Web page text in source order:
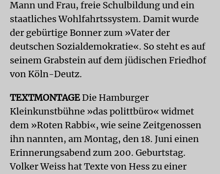
Mann und Frau, freie Schulbildung und ein
staatliches Wohlfahrtssystem. Damit wurde
der gebürtige Bonner zum »Vater der
deutschen Sozialdemokratie«. So steht es auf
seinem Grabstein auf dem jüdischen Friedhof
von Köln-Deutz.
TEXTMONTAGEDie Hamburger
Kleinkunstbühne »das polittbüro« widmet
dem »Roten Rabbi«, wie seine Zeitgenossen
ihn nannten, am Montag, den 18. Juni einen
Erinnerungsabend zum 200. Geburtstag.
Volker Weiss hat Texte von Hess zu einer